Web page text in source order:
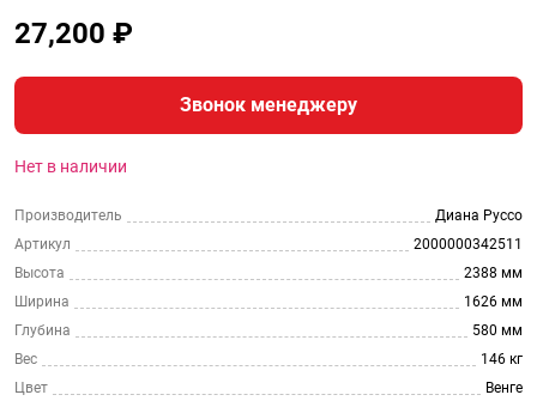
27,200 ₽
Звонок менеджеру
Нет в наличии
Производитель
Диана Руссо
Артикул
2000000342511
Высота
2388 мм
Ширина
1626 мм
Глубина
580 мм
Вес
146 кг
Цвет
Венге